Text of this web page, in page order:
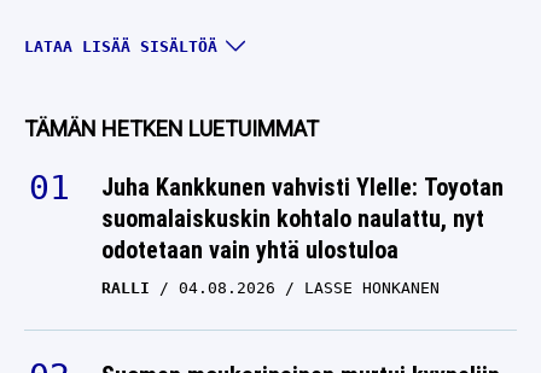
Kimmo Kapanen otti ja
fanien reaktio oli
KIMMO KAPANEN
08.04.2025
LASSE HONKANEN
Olli Jokinen sai loistavia
uutisia
LATAA LISÄÄ SISÄLTÖÄ
TÄMÄN HETKEN LUETUIMMAT
Juha Kankkunen vahvisti Ylelle: Toyotan
suomalaiskuskin kohtalo naulattu, nyt
odotetaan vain yhtä ulostuloa
RALLI 04.08.2026 LASSE HONKANEN